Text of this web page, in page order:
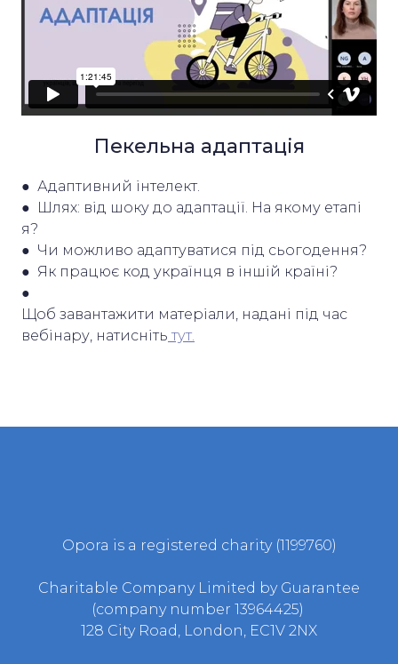
Пекельна адаптація
● Адаптивний інтелект.
● Шлях: від шоку до адаптації. На якому етапі
я?
● Чи можливо адаптуватися під сьогодення?
● Як працює код українця в іншій країні?
●
Щоб завантажити матеріали, надані під час
вебінару, натисніть тут.
Opora is a registered charity (1199760)
Charitable Company Limited by Guarantee
(company number 13964425)
128 City Road, London, EC1V 2NX